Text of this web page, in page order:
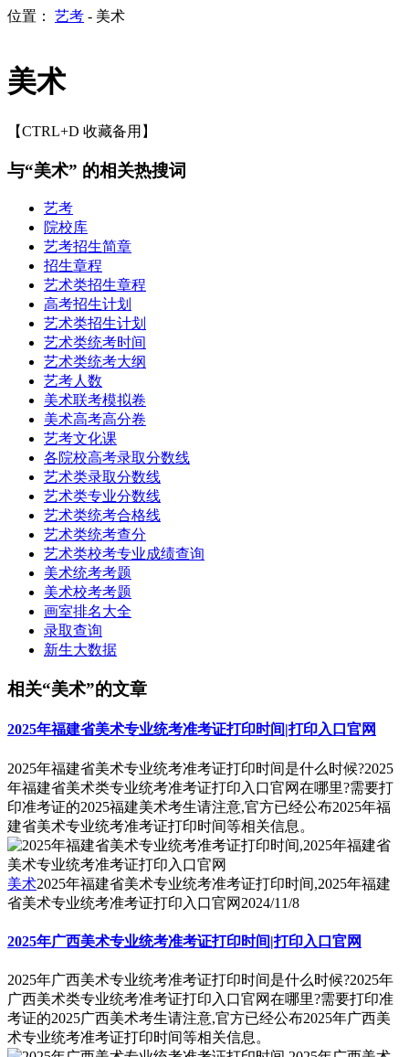
位置： 艺考 - 美术
美术
【CTRL+D 收藏备用】
与“美术” 的相关热搜词
艺考
院校库
艺考招生简章
招生章程
艺术类招生章程
高考招生计划
艺术类招生计划
艺术类统考时间
艺术类统考大纲
艺考人数
美术联考模拟卷
美术高考高分卷
艺考文化课
各院校高考录取分数线
艺术类录取分数线
艺术类专业分数线
艺术类统考合格线
艺术类统考查分
艺术类校考专业成绩查询
美术统考考题
美术校考考题
画室排名大全
录取查询
新生大数据
相关“美术”的文章
2025年福建省美术专业统考准考证打印时间|打印入口官网
2025年福建省美术专业统考准考证打印时间是什么时候?2025
年福建省美术类专业统考准考证打印入口官网在哪里?需要打
印准考证的2025福建美术考生请注意,官方已经公布2025年福
建省美术专业统考准考证打印时间等相关信息。
美术2025年福建省美术专业统考准考证打印时间,2025年福建
省美术专业统考准考证打印入口官网 2024/11/8
2025年广西美术专业统考准考证打印时间|打印入口官网
2025年广西美术专业统考准考证打印时间是什么时候?2025年
广西美术类专业统考准考证打印入口官网在哪里?需要打印准
考证的2025广西美术考生请注意,官方已经公布2025年广西美
术专业统考准考证打印时间等相关信息。